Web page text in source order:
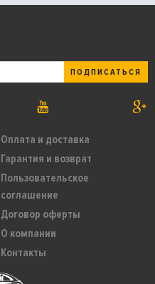
Оплата и доставка
Гарантия и возврат
Пользовательское
соглашение
Договор оферты
О компании
Контакты
ПОДПИСАТЬСЯ